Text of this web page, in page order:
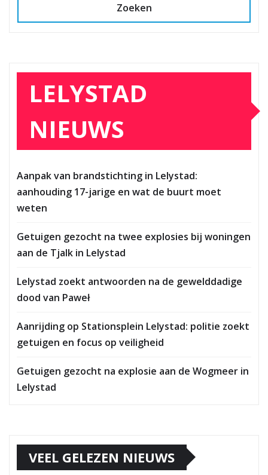
Zoeken
LELYSTAD
NIEUWS
Aanpak van brandstichting in Lelystad:
aanhouding 17-jarige en wat de buurt moet
weten
Getuigen gezocht na twee explosies bij woningen
aan de Tjalk in Lelystad
Lelystad zoekt antwoorden na de gewelddadige
dood van Paweł
Aanrijding op Stationsplein Lelystad: politie zoekt
getuigen en focus op veiligheid
Getuigen gezocht na explosie aan de Wogmeer in
Lelystad
VEEL GELEZEN NIEUWS